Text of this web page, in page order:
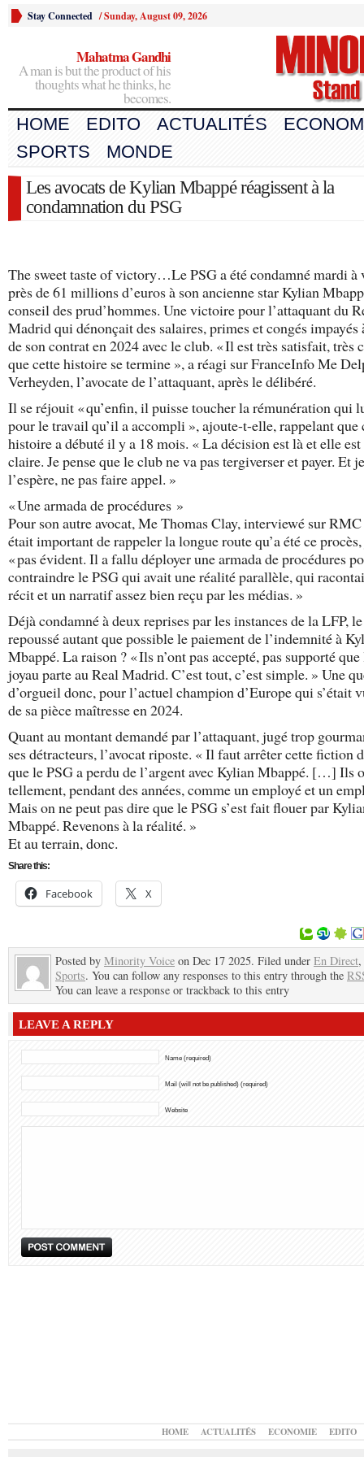
Stay Connected /Sunday, August 09, 2026
Mahatma Gandhi
A man is but the product of his
thoughts what he thinks, he
becomes.
HOME EDITO ACTUALITÉS
SPORTS
MONDE
Les avocats de Kylian Mbappé réagissent à la
condamnation du PSG
The sweet taste of victory…Le PSG a été condamné mardi à
près de 61 millions d’euros à son ancienne star Kylian
conseil des prud’hommes. Une victoire pour l’attaquant du
Madrid qui dénonçait des salaires, primes et congés impayés
de son contrat en 2024 avec le club. « Il est très satisfait, très
que cette histoire se termine », a réagi sur FranceInfo Me
Verheyden, l’avocate de l’attaquant, après le délibéré.
Il se réjouit « qu’enfin, il puisse toucher la rémunération qui
pour le travail qu’il a accompli », ajoute-t-elle, rappelant que
histoire a débuté il y a 18 mois. « La décision est là et elle est
claire. Je pense que le club ne va pas tergiverser et payer. Et je
l’espère, ne pas faire appel. »
« Une armada de procédures »
Pour son autre avocat, Me Thomas Clay, interviewé sur
était important de rappeler la longue route qu’a été ce
« pas évident. Il a fallu déployer une armada de procédures
contraindre le PSG qui avait une réalité parallèle, qui
récit et un narratif assez bien reçu par les médias. »
Déjà condamné à deux reprises par les instances de la LFP,
repoussé autant que possible le paiement de l’indemnité à
Mbappé. La raison ? « Ils n’ont pas accepté, pas supporté
joyau parte au Real Madrid. C’est tout, c’est simple. » Une
d’orgueil donc, pour l’actuel champion d’Europe qui s’était
de sa pièce maîtresse en 2024.
Quant au montant demandé par l’attaquant, jugé trop
ses détracteurs, l’avocat riposte. « Il faut arrêter cette fiction
que le PSG a perdu de l’argent avec Kylian Mbappé. […] Ils
tellement, pendant des années, comme un employé et un
Mais on ne peut pas dire que le PSG s’est fait flouer par
Mbappé. Revenons à la réalité. »
Et au terrain, donc.
Share this:
Facebook X
Posted by Minority Voice on Dec 17 2025. Filed under En Direct,
Sports. You can follow any responses to this entry through the
You can leave a response or trackback to this entry
LEAVE A REPLY
Name (required)
Mail (will not be published) (required)
Website
HOME ACTUALITÉS ECONOMIE EDITO